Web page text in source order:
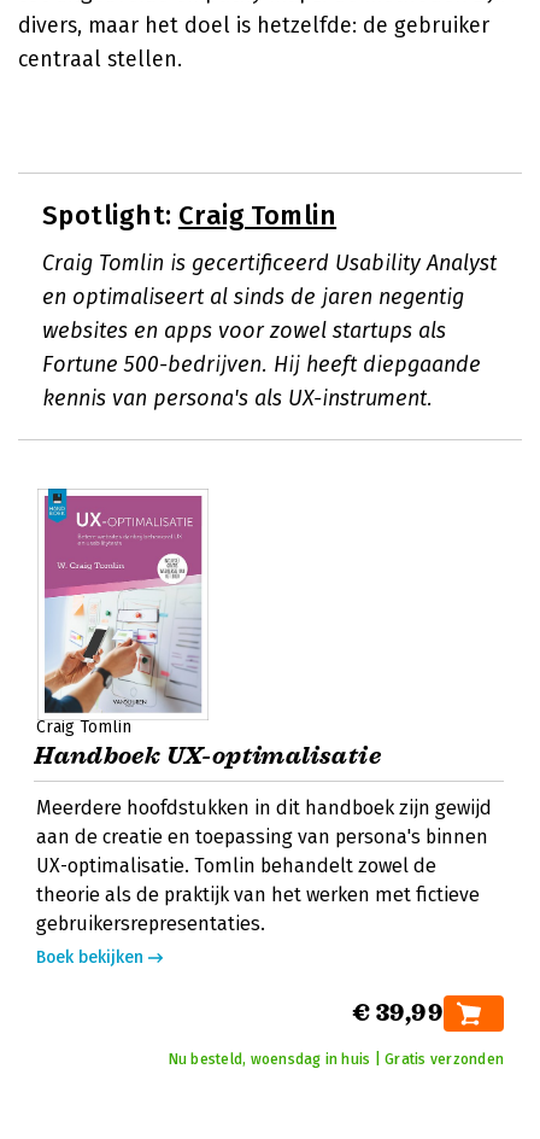
divers, maar het doel is hetzelfde: de gebruiker
centraal stellen.
Spotlight: Craig Tomlin
Craig Tomlin is gecertificeerd Usability Analyst
en optimaliseert al sinds de jaren negentig
websites en apps voor zowel startups als
Fortune 500-bedrijven. Hij heeft diepgaande
kennis van persona's als UX-instrument.
Craig Tomlin
Handboek UX-optimalisatie
Meerdere hoofdstukken in dit handboek zijn gewijd
aan de creatie en toepassing van persona's binnen
UX-optimalisatie. Tomlin behandelt zowel de
theorie als de praktijk van het werken met fictieve
gebruikersrepresentaties.
Boek bekijken
€ 39,99
Nu besteld, woensdag in huis | Gratis verzonden